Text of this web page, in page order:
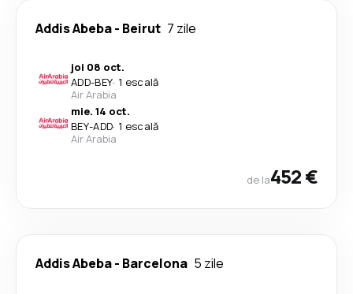
Addis Abeba- Beirut 7 zile
joi 08 oct.
ADD-BEY· 1 escală
Air Arabia
mie. 14 oct.
BEY-ADD· 1 escală
Air Arabia
de la452 €
Addis Abeba- Barcelona 5 zile